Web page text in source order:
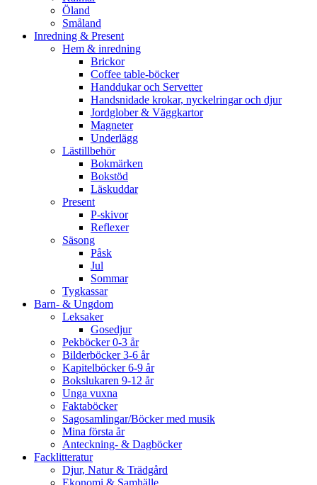
Öland
Småland
Inredning & Present
Hem & inredning
Brickor
Coffee table-böcker
Handdukar och Servetter
Handsnidade krokar, nyckelringar och djur
Jordglober & Väggkartor
Magneter
Underlägg
Lästillbehör
Bokmärken
Bokstöd
Läskuddar
Present
P-skivor
Reflexer
Säsong
Påsk
Jul
Sommar
Tygkassar
Barn- & Ungdom
Leksaker
Gosedjur
Pekböcker 0-3 år
Bilderböcker 3-6 år
Kapitelböcker 6-9 år
Bokslukaren 9-12 år
Unga vuxna
Faktaböcker
Sagosamlingar/Böcker med musik
Mina första år
Anteckning- & Dagböcker
Facklitteratur
Djur, Natur & Trädgård
Ekonomi & Samhälle